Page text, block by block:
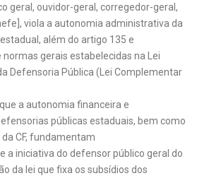
geral, ouvidor-geral, corregedor-geral,
viola a autonomia administrativa da
além do artigo 135 e
normas gerais estabelecidas na Lei
Defensoria Pública (Lei Complementar
a autonomia financeira e
públicas estaduais, bem como
CF, fundamentam
a iniciativa do defensor público geral do
da lei que fixa os subsídios dos